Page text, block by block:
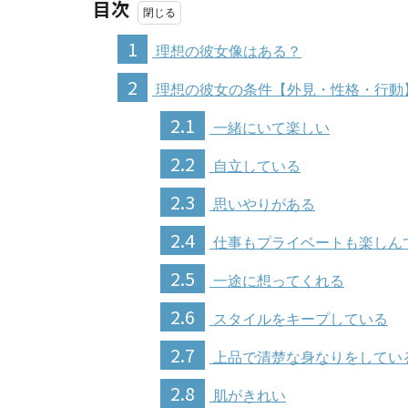
目次
1
理想の彼女像はある？
2 理想の彼女の条件【外見・性格・行動
2.1 一緒にいて楽しい
2.2 自立している
2.3 思いやりがある
2.4 仕事もプライベートも楽しん
2.5 一途に想ってくれる
2.6 スタイルをキープしている
2.7 上品で清楚な身なりをしてい
2.8 肌がきれい